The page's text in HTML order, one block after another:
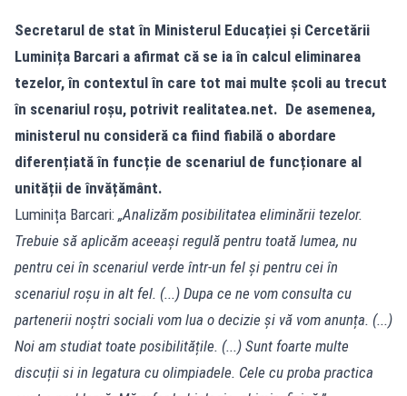
Secretarul de stat în Ministerul Educației și Cercetării
Luminița Barcari a afirmat că se ia în calcul eliminarea
tezelor, în contextul în care tot mai multe școli au trecut
în scenariul roșu, potrivit realitatea.net. De asemenea,
ministerul nu consideră ca fiind fiabilă o abordare
diferențiată în funcție de scenariul de funcționare al
unității de învățământ.
Luminița Barcari: „Analizăm posibilitatea eliminării tezelor.
Trebuie să aplicăm aceeași regulă pentru toată lumea, nu
pentru cei în scenariul verde într-un fel și pentru cei în
scenariul roșu in alt fel. (...) Dupa ce ne vom consulta cu
partenerii noștri sociali vom lua o decizie și vă vom anunța. (...)
Noi am studiat toate posibilitățile. (...) Sunt foarte multe
discuții si in legatura cu olimpiadele. Cele cu proba practica